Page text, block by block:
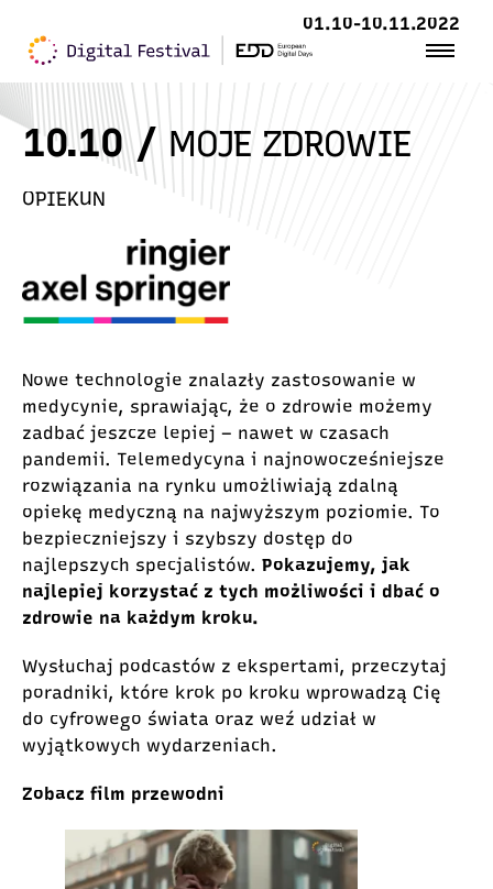
01.10-10.11.2022
10.10 /MOJE ZDROWIE
OPIEKUN
Nowe technologie znalazły zastosowanie w
medycynie, sprawiając, że o zdrowie możemy
zadbać jeszcze lepiej – nawet w czasach
pandemii. Telemedycyna i najnowocześniejsze
rozwiązania na rynku umożliwiają zdalną
opiekę medyczną na najwyższym poziomie. To
bezpieczniejszy i szybszy dostęp do
najlepszych specjalistów. Pokazujemy, jak
najlepiej korzystać z tych możliwości i dbać o
zdrowie na każdym kroku.
Wysłuchaj podcastów z ekspertami, przeczytaj
poradniki, które krok po kroku wprowadzą Cię
do cyfrowego świata oraz weź udział w
wyjątkowych wydarzeniach.
Zobacz film przewodni